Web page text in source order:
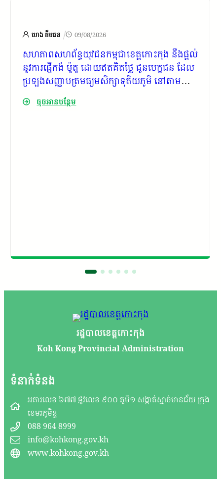
ហេង គីមឆន / 09/08/2026
សហភាពសហព័ន្ធយុវជនកម្ពុជាខេត្តកោះកុង នឹងផ្តល់
នូវការផ្ញើកង់ ម៉ូតូ ដោយឥតគិតថ្លៃ ជូនបេក្ខជន ដែល
ប្រឡងសញ្ញាបត្រមធ្យមសិក្សាទុតិយភូមិ នៅតាម
មណ្ឌលទាំងបី ក្នុងខេត្តកោះកុង
ចុចអានបន្ថែម
រដ្ឋបាលខេត្តកោះកុង
Koh Kong Provincial Administration
ទំនាក់ទំនង
អគារលេខ ៦៧៧ ផ្លូវលេខ ៩០០ ភូមិ១ សង្កាត់ស្មាច់មានជ័យ ក្រុង
ខេមរភូមិន្ទ
088 964 8999
info@kohkong.gov.kh
www.kohkong.gov.kh